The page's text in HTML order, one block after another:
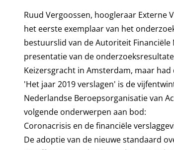
Ruud Vergoossen, hoogleraar Externe
het eerste exemplaar van het
bestuurslid van de Autoriteit Financiële
presentatie van de
Keizersgracht in Amsterdam, maar
'Het jaar 2019 verslagen' is de
Nederlandse Beroepsorganisatie van
volgende onderwerpen aan bod:
Coronacrisis en de financiële
De adoptie van de nieuwe standaard